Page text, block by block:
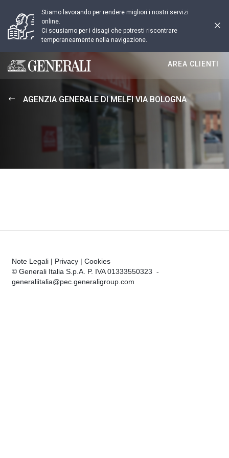
Stiamo lavorando per rendere migliori i nostri servizi
online.
Ci scusiamo per i disagi che potresti riscontrare
temporaneamente nella navigazione.
Generali logo
AREA CLIENTI
AGENZIA GENERALE DI MELFI VIA BOLOGNA
Note Legali | Privacy | Cookies
© Generali Italia S.p.A. P. IVA 01333550323 -
generaliitalia@pec.generaligroup.com